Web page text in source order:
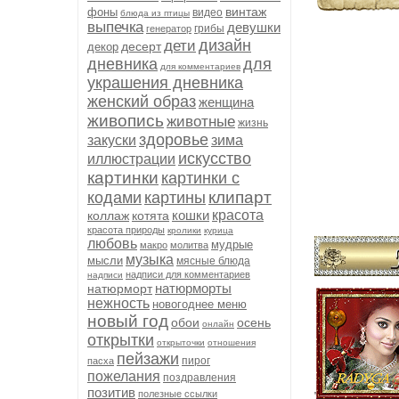
фоны блюда из птицы видео винтаж
выпечка генератор грибы девушки
декор десертдети дизайн
дневника для комментариев для
украшения дневника
женский образженщина
живопись животные жизнь
закуски здоровьезима
иллюстрации искусство
картинки картинки с
кодами картины клипарт
коллаж котята кошки красота
красота природы кролики курица
любовь макро молитва мудрые
мысли музыка мясные блюда
надписи надписи для комментариев
натюрморт натюрморты
нежность новогоднее меню
новый годобои онлайн осень
открытки открыточки отношения
пасха пейзажи пирог
пожелания поздравления
позитив полезные ссылки '